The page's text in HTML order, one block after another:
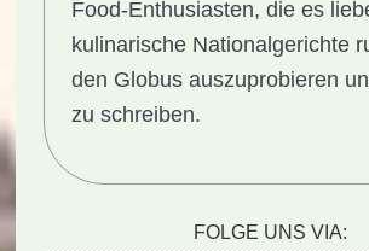
Food-Enthusiasten, die es
kulinarische Nationalgerichte
den Globus auszuprobieren
zu schreiben.
FOLGE UNS VIA: